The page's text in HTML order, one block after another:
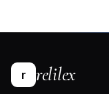
r relilex